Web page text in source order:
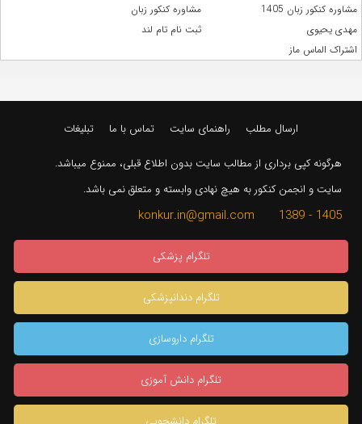
مشاوره کنکور زبان 1405
مشاوره کنکور زبان
مهدی یحیوی
ثبت نام تام لند
اشتراک الماس ماز
ارسال مطلب راهنمای سایت تماس با ما تبلیغات
هرگونه کپی برداری از مطالب سایت بدون اطلاع قبلی، ممنوع میباشد.
سایت و انجمن کنکور به هیچ نهادی وابسته و متعلق نمی باشد.
1405 - 1389 konkur.in@gmail.com
تلگرام پزشکی
تلگرام دندانپزشکی
تلگرام داروسازی
تلگرام دانش آموزی